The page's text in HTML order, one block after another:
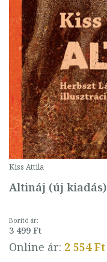
Kiss Attila
Altináj (új kiadás)
Borító ár:
3 499 Ft
Online ár: 2 554 Ft